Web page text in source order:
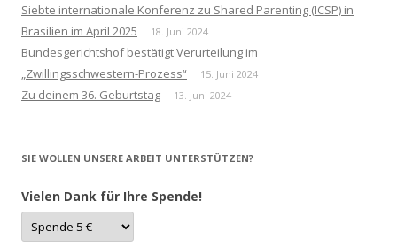
Siebte internationale Konferenz zu Shared Parenting (ICSP) in
Brasilien im April 2025
18. Juni 2024
Bundesgerichtshof bestätigt Verurteilung im
„Zwillingsschwestern-Prozess“
15. Juni 2024
Zu deinem 36. Geburtstag 13. Juni 2024
SIE WOLLEN UNSERE ARBEIT UNTERSTÜTZEN?
Vielen Dank für Ihre Spende!